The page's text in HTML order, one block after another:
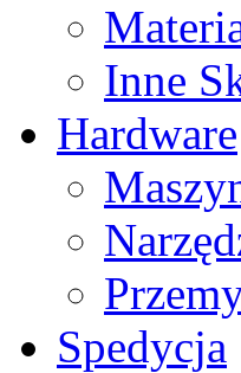
Inne
Hardware
Spedycja